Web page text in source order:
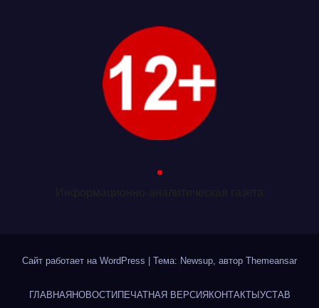
.
Сайт работает на WordPress Тема: Newsup, автор Themeansar
ГЛАВНАЯ НОВОСТИ ПЕЧАТНАЯ ВЕРСИЯ КОНТАКТЫ УСТАВ